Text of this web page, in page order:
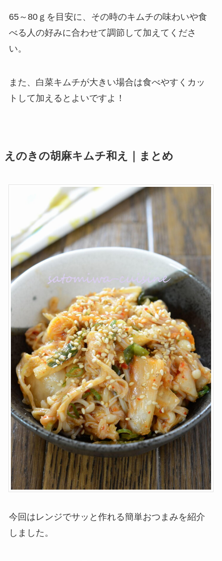
65～80ｇを目安に、その時のキムチの味わいや食
べる人の好みに合わせて調節して加えてくださ
い。
また、白菜キムチが大きい場合は食べやすくカッ
トして加えるとよいですよ！
えのきの胡麻キムチ和え｜まとめ
今回はレンジでサッと作れる簡単おつまみを紹介
しました。